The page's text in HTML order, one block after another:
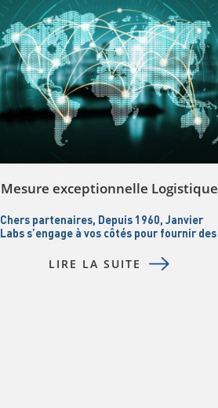
Mesure exceptionnelle Logistique
Chers partenaires, Depuis 1960, Janvier
Labs s’engage à vos côtés pour fournir des
de laplus haute qualité. Dans un contexte
mondial en constante évolution, nous
LIRE LA SUITE